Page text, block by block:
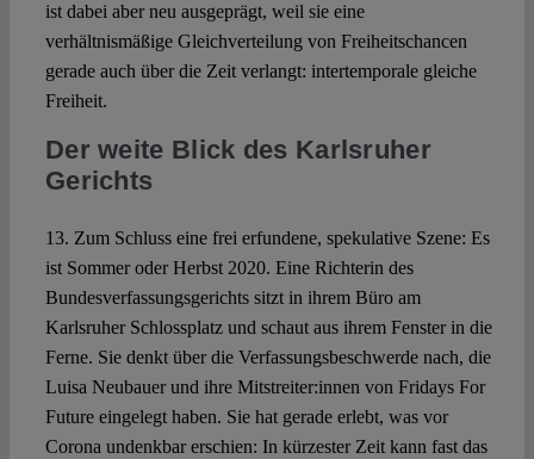
ist dabei aber neu ausgeprägt, weil sie eine
verhältnismäßige Gleichverteilung von Freiheitschancen
gerade auch über die Zeit verlangt: intertemporale gleiche
Freiheit.
Der weite Blick des Karlsruher
Gerichts
13. Zum Schluss eine frei erfundene, spekulative Szene: Es
ist Sommer oder Herbst 2020. Eine Richterin des
Bundesverfassungsgerichts sitzt in ihrem Büro am
Karlsruher Schlossplatz und schaut aus ihrem Fenster in die
Ferne. Sie denkt über die Verfassungsbeschwerde nach, die
Luisa Neubauer und ihre Mitstreiter:innen von Fridays For
Future eingelegt haben. Sie hat gerade erlebt, was vor
Corona undenkbar erschien: In kürzester Zeit kann fast das